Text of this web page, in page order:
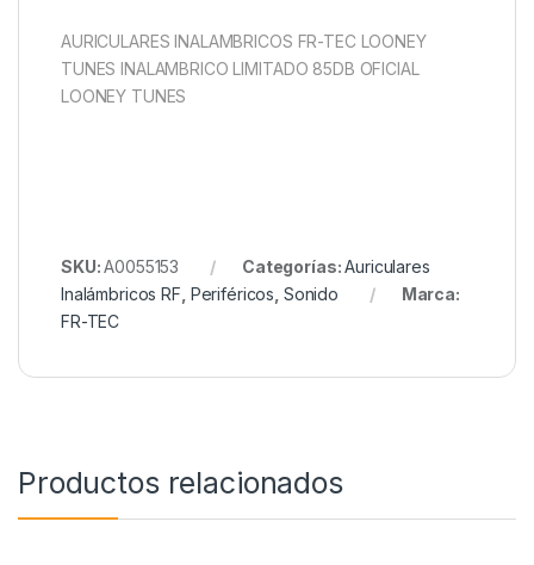
AURICULARES INALAMBRICOS FR-TEC LOONEY
TUNES INALAMBRICO LIMITADO 85DB OFICIAL
LOONEY TUNES
SKU:A0055153 Categorías:Auriculares
Inalámbricos RF Periféricos Sonido
Marca:
FR-TEC
Productos relacionados